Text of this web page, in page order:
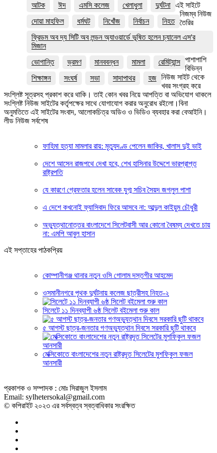
আটক ঈদ এমসি কলেজ খেলাধুলা
দুর্ঘটনা
দোয়া মাহফিল
ধর্মঘট নিখোঁজ নির্বাচন
নিহত
ফ্রিডম অব দ্য সিটি অব লন্ডন অ্যাওয়ার্ডে ভূষিত হলেন চ্যানেল এস'র
মিজান
ভোগান্তি
ভ্রমণ মানববন্ধন মামলা
রেমিট্যান্স
শিক্ষাঙ্গন
সংঘর্ষ সভা সাদাপাথর হজ
এই সাইটে
নিজম্ব নিউজ
তৈরির
পাশাপাশি
বিভিন্ন
নিউজ সাইট থেকে
খবর সংগ্রহ করে
সংশ্লিষ্ট সূত্রসহ প্রকাশ করে থাকি। তাই কোন খবর নিয়ে আপত্তি বা অভিযোগ থাকলে
সংশ্লিষ্ট নিউজ সাইটের কর্তৃপক্ষের সাথে যোগাযোগ করার অনুরোধ রইলো।বিনা
অনুমতিতে এই সাইটের সংবাদ, আলোকচিত্র অডিও ও ভিডিও ব্যবহার করা বেআইনি।
লীড নিউজ সর্বশেষ
ফাহিমা হত্যা মামলার রায়: মৃত্যুদণ্ড পেলেন জাকির, খালাস দুই ভাই
দেশে আসেন রাজপথে দেখা হবে, শেখ হাসিনার উদ্দেশে ভারপ্রাপ্ত
রাষ্ট্রপতি
যে কারণে গ্রেফতার হলেন সাবেক যুগ্ম সচিব সৈয়দ জগলুল পাশা
এ দেশে কখনোই ফ্যাসিবাদ ফিরে আসবে না: আব্দুল কাইয়ুম চৌধুরী
অভ্যুত্থানোত্তর বাংলাদেশে সিলেটবাসী আর কোনো বৈষম্য দেখতে চায়
না: এমপি আবুল হাসান
এই সপ্তাহের পাঠকপ্রিয়
কোম্পানীগঞ্জ থানার নতুন ওসি গোলাম দস্তগীর আহমেদ
ওসমানীনগরে পৃথক দুর্ঘটনায় কলেজ ছাত্রীসহ নিহত-২
সিলেটে ১১ দিনব্যাপী ৬ষ্ঠ সিলেট বইমেলা শুরু কাল
৫ আগস্ট ছাত্র-জনতার গণঅভ্যুত্থান দিবসে সরকারি ছুটি থাকবে
মেক্সিকোতে বাংলাদেশের নতুন রাষ্ট্রদূত সিলেটের মুশফিকুল ফজল
আনসারী
প্রকাশক ও সম্পাদক : মোঃ সিরাজুল ইসলাম
Email: sylhetersokal@gmail.com
© কপিরাইট ২০২৩ এর সর্বস্বত্ব স্বত্বাধিকার সংরক্ষিত